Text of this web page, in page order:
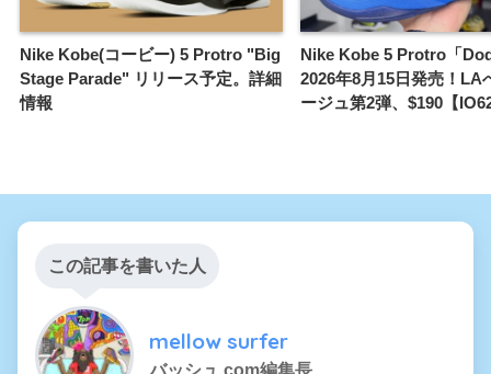
Nike Kobe(コービー) 5 Protro "Big
Stage Parade" リリース予定。詳細
情報
Nike Kobe 5 Protro「
2026年8月15日発売！LA
ージュ第2弾、$190【
この記事を書いた人
mellow surfer